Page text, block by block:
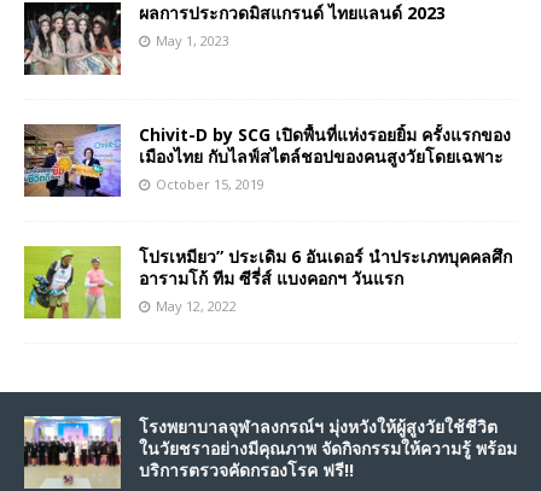
ผลการประกวดมิสแกรนด์ ไทยแลนด์ 2023
May 1, 2023
Chivit-D by SCG เปิดพื้นที่แห่งรอยยิ้ม ครั้งแรกของ
เมืองไทย กับไลฟ์สไตล์ชอปของคนสูงวัยโดยเฉพาะ
October 15, 2019
โปรเหมียว” ประเดิม 6 อันเดอร์ นำประเภทบุคคลศึก
อารามโก้ ทีม ซีรี่ส์ แบงคอกฯ วันแรก
May 12, 2022
โรงพยาบาลจุฬาลงกรณ์ฯ มุ่งหวังให้ผู้สูงวัยใช้ชีวิต
ในวัยชราอย่างมีคุณภาพ จัดกิจกรรมให้ความรู้ พร้อม
บริการตรวจคัดกรองโรค ฟรี!!